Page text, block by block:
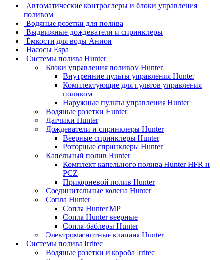
Автоматические контроллеры и блоки управления
поливом
Водяные розетки для полива
Выдвижные дождеватели и спринклеры
Ёмкости для воды Анион
Насосы Espa
Системы полива Hunter
Блоки управления поливом Hunter
Внутренние пульты управления Hunter
Комплектующие для пультов управления
поливом
Наружные пульты управления Hunter
Водяные розетки Hunter
Датчики Hunter
Дождеватели и спринклеры Hunter
Веерные спринклеры Hunter
Роторные спринклеры Hunter
Капельный полив Hunter
Комплект капельного полива Hunter HFR и
PCZ
Прикорневой полив Hunter
Соединительные колена Hunter
Сопла Hunter
Сопла Hunter MP
Сопла Hunter веерные
Сопла-баблеры Hunter
Электромагнитные клапана Hunter
Системы полива Irritec
Водяные розетки и короба Irritec